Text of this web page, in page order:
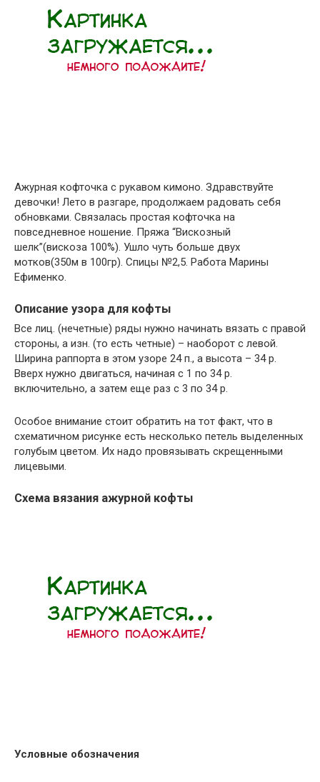
Ажурная кофточка с рукавом кимоно. Здравствуйте
девочки! Лето в разгаре, продолжаем радовать себя
обновками. Связалась простая кофточка на
повседневное ношение. Пряжа “Вискозный
шелк”(вискоза 100%). Ушло чуть больше двух
мотков(350м в 100гр). Спицы №2,5. Работа Марины
Ефименко.
Описание узора для кофты
Все лиц. (нечетные) ряды нужно начинать вязать с правой
стороны, а изн. (то есть четные) – наоборот с левой.
Ширина раппорта в этом узоре 24 п., а высота – 34 р.
Вверх нужно двигаться, начиная с 1 по 34 р.
включительно, а затем еще раз с 3 по 34 р.
Особое внимание стоит обратить на тот факт, что в
схематичном рисунке есть несколько петель выделенных
голубым цветом. Их надо провязывать скрещенными
лицевыми.
Схема вязания ажурной кофты
Условные обозначения